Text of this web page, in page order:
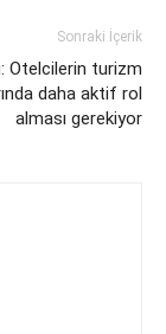
Sonraki İçerik
Otelcilerin turizm
daha aktif rol
alması gerekiyor